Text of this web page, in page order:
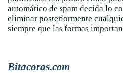
automático de spam decida lo
eliminar posteriormente
siempre que las formas
Bitacoras.com